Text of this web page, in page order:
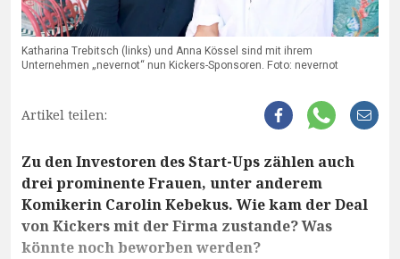
Katharina Trebitsch (links) und Anna Kössel sind mit ihrem
Unternehmen „nevernot“ nun Kickers-Sponsoren. Foto: nevernot
Artikel teilen:
Zu den Investoren des Start-Ups zählen auch
drei prominente Frauen, unter anderem
Komikerin Carolin Kebekus. Wie kam der Deal
von Kickers mit der Firma zustande? Was
könnte noch beworben werden?